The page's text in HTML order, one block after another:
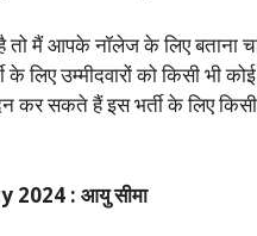
मैं आपके नॉलेज के लिए बताना
लिए उम्मीदवारों को किसी भी
सकते हैं इस भर्ती के लिए किसी
: आयु सीमा